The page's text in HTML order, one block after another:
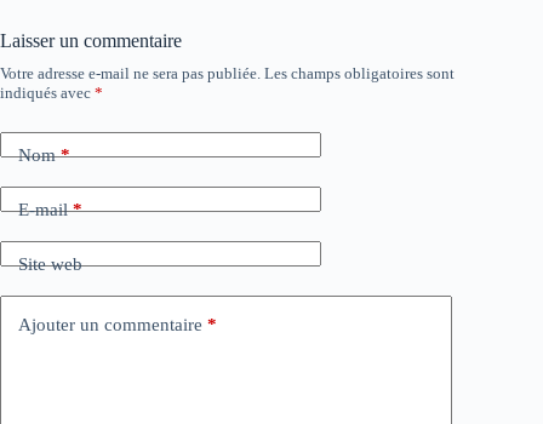
Laisser un commentaire
Votre adresse e-mail ne sera pas publiée. Les champs obligatoires sont
indiqués avec *
Nom*
E-mail*
Site web
Ajouter un commentaire *